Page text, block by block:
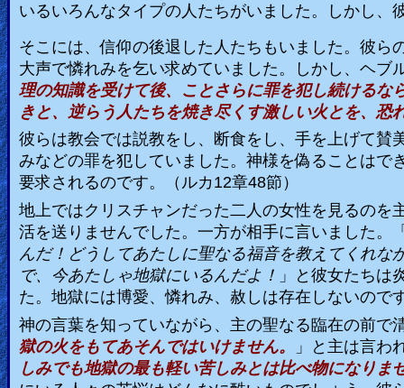
Ask
AI
Bible
Questions
Something
Funny...
2nd
Page,
Older
Material
いるいろんなタイプの人たちがいました。しかし、
そこには、信仰の後退した人たちもいました。彼
大声で憐れみを乞い求めていました。しかし、ヘブ
理の知識を受けて後、ことさらに罪を犯し続ける
きと、逆らう人たちを焼き尽くす激しい火とを、恐
彼らは教会では説教をし、断食をし、手を上げて
みなどの罪を犯していました。神様を偽ることは
要求されるのです。（ルカ12章48節）
地上ではクリスチャンだった二人の女性を見るの
活を送りませんでした。一方が相手に言いました。
んだ！どうしてあたしに聖なる福音を教えてくれ
で、今あたしゃ地獄にいるんだよ！ 」と彼女たちは
た。地獄には博愛、憐れみ、赦しは存在しないので
神の言葉を知っていながら、主の聖なる臨在の前
獄の火をもてあそんではいけません。
」と主は言わ
しみでも地獄の最も軽い苦しみとは比べ物になりま